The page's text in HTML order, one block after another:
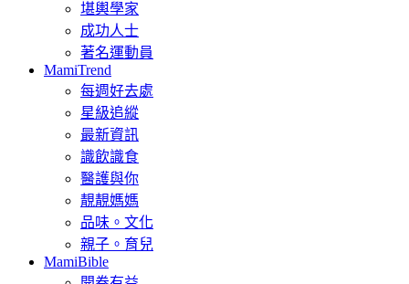
堪輿學家
成功人士
著名運動員
MamiTrend
每週好去處
星級追縱
最新資訊
識飲識食
醫護與你
靚靚媽媽
品味。文化
親子。育兒
MamiBible